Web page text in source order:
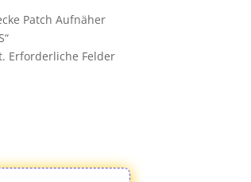
Patch Aufnäher
Erforderliche Felder